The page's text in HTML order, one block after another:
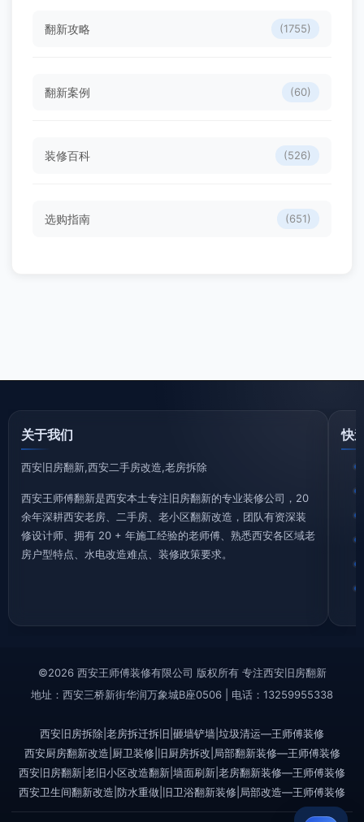
翻新攻略 (1755)
翻新案例 (60)
装修百科 (526)
选购指南 (651)
关于我们
西安旧房翻新,西安二手房改造,老房拆除
西安王师傅翻新是西安本土专注旧房翻新的专业装修公司，20
余年深耕西安老房、二手房、老小区翻新改造，团队有资深装
修设计师、拥有 20 + 年施工经验的老师傅、熟悉西安各区域老
房户型特点、水电改造难点、装修政策要求。
快
©2026 西安王师傅装修有限公司 版权所有 专注西安旧房翻新
地址：西安三桥新街华润万象城B座0506 | 电话：13259955338
西安旧房拆除|老房拆迁拆旧|砸墙铲墙|垃圾清运—王师傅装修
西安厨房翻新改造|厨卫装修|旧厨房拆改|局部翻新装修—王师傅装修
西安旧房翻新|老旧小区改造翻新|墙面刷新|老房翻新装修—王师傅装修
西安卫生间翻新改造|防水重做|旧卫浴翻新装修|局部改造—王师傅装修